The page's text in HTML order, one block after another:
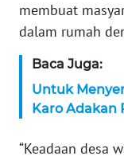
membuat
dalam rumah
Baca Juga:
Untuk
Karo Adakan
“Keadaan desa
Regional
WN